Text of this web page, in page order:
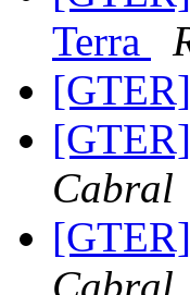
Terra
Cabral